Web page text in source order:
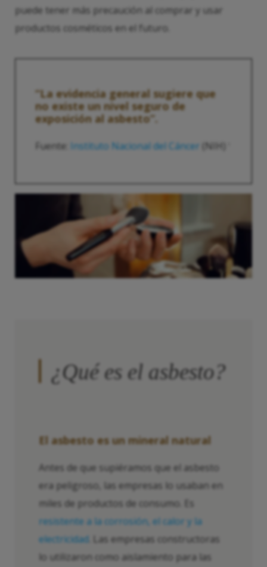
puede tener más precaución al comprar y usar
productos cosméticos en el futuro.
“La evidencia general sugiere que
no existe un nivel seguro de
exposición al asbesto”.
Fuente: Instituto Nacional del Cáncer (NIH)
¿Qué es el asbesto?
El asbesto es un mineral natural
Antes de que supiéramos que el asbesto
era peligroso, las empresas lo usaban en
miles de productos de consumo. Es
resistente a la corrosión, el calor y la
electricidad . Las empresas constructoras
lo utilizaron como aislamiento para las